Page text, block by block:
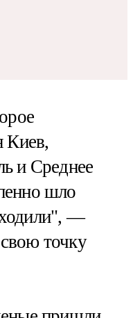
Киев,
и Среднее
шло
—
точку